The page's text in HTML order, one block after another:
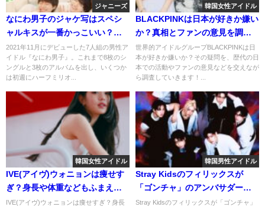
ジャニーズ
なにわ男子のジャケ写はスペシ
ャルキスが一番かっこいい？最
新の高画質ジャケ写を調査しま
す！
2021年11月にデビューした7人組の男性ア
イドル『なにわ男子』。これまで8枚のシ
ングルと3枚のアルバムを出し、いくつか
は初週にハーフミリオ...
韓国女性アイドル
BLACKPINKは日本が好きか嫌い
か？真相とファンの意見を調べ
てみた！
世界的アイドルグループBLACKPINKは日
本が好きか嫌いか？その疑問を、歴代の日
本での活動やファンの意見などを交えなが
ら調査していきます！...
韓国女性アイドル
IVE(アイヴ)ウォニョンは痩せす
ぎ？身長や体重などもふまえて
検証します！
IVE(アイヴ)ウォニョンは痩せすぎ？身長
韓国男性アイドル
Stray Kidsのフィリックスが
「ゴンチャ」のアンバサダーに
就任！日本各地でイベントも！
Stray Kidsのフィリックスが「ゴンチャ」